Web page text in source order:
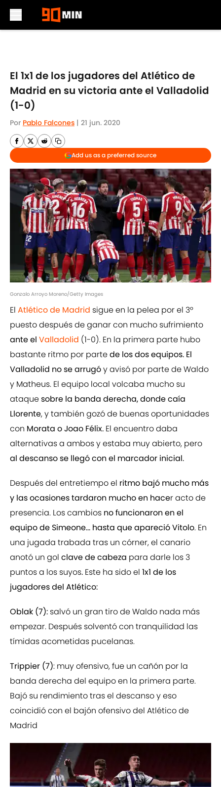
El 1x1 de los jugadores del Atlético de
Madrid en su victoria ante el Valladolid
(1-0)
Por Pablo Falcones | 21 jun. 2020
Add us as a preferred source
Gonzalo Arroyo Moreno/Getty Images
El Atlético de Madrid sigue en la pelea por el 3º
puesto después de ganar con mucho sufrimiento
ante el Valladolid (1-0). En la primera parte hubo
bastante ritmo por partede los dos equipos. El
Valladolid no se arrugóy avisó por parte de Waldo
y Matheus. El equipo local volcaba mucho su
ataquesobre la banda derecha, donde caía
Llorente, y también gozó de buenas oportunidades
con Morata o Joao Félix. El encuentro daba
alternativas a ambos y estaba muy abierto, pero
al descanso se llegó con el marcador inicial.
Después del entretiempo el ritmo bajó mucho más
y las ocasiones tardaron mucho en hacer acto de
presencia. Los cambios no funcionaron en el
equipo de Simeone... hasta que apareció Vitolo. En
una jugada trabada tras un córner, el canario
anotó un gol clave de cabeza para darle los 3
puntos a los suyos. Este ha sido el 1x1 de los
jugadores del Atlético:
Oblak (7): salvó un gran tiro de Waldo nada más
empezar. Después solventó con tranquilidad las
tímidas acometidas pucelanas.
Trippier (7): muy ofensivo, fue un cañón por la
banda derecha del equipo en la primera parte.
Bajó su rendimiento tras el descanso y eso
coincidió con el bajón ofensivo del Atlético de
Madrid